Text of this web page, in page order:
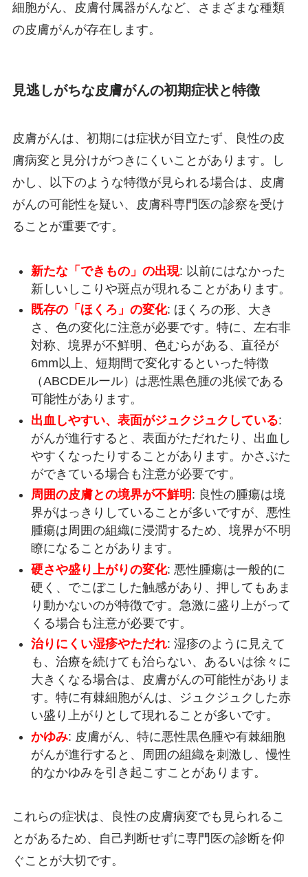
細胞がん、皮膚付属器がんなど、さまざまな種類
の皮膚がんが存在します。
見逃しがちな皮膚がんの初期症状と特徴
皮膚がんは、初期には症状が目立たず、良性の皮
膚病変と見分けがつきにくいことがあります。し
かし、以下のような特徴が見られる場合は、皮膚
がんの可能性を疑い、皮膚科専門医の診察を受け
ることが重要です。
新たな「できもの」の出現: 以前にはなかった
新しいしこりや斑点が現れることがあります。
既存の「ほくろ」の変化: ほくろの形、大き
さ、色の変化に注意が必要です。特に、左右非
対称、境界が不鮮明、色むらがある、直径が
6mm以上、短期間で変化するといった特徴
（ABCDEルール）は悪性黒色腫の兆候である
可能性があります。
出血しやすい、表面がジュクジュクしている:
がんが進行すると、表面がただれたり、出血し
やすくなったりすることがあります。かさぶた
ができている場合も注意が必要です。
周囲の皮膚との境界が不鮮明 : 良性の腫瘍は境
界がはっきりしていることが多いですが、悪性
腫瘍は周囲の組織に浸潤するため、境界が不明
瞭になることがあります。
硬さや盛り上がりの変化: 悪性腫瘍は一般的に
硬く、でこぼこした触感があり、押してもあま
り動かないのが特徴です。急激に盛り上がって
くる場合も注意が必要です。
治りにくい湿疹やただれ: 湿疹のように見えて
も、治療を続けても治らない、あるいは徐々に
大きくなる場合は、皮膚がんの可能性がありま
す。特に有棘細胞がんは、ジュクジュクした赤
い盛り上がりとして現れることが多いです。
かゆみ: 皮膚がん、特に悪性黒色腫や有棘細胞
がんが進行すると、周囲の組織を刺激し、慢性
的なかゆみを引き起こすことがあります。
これらの症状は、良性の皮膚病変でも見られるこ
とがあるため、自己判断せずに専門医の診断を仰
ぐことが大切です。